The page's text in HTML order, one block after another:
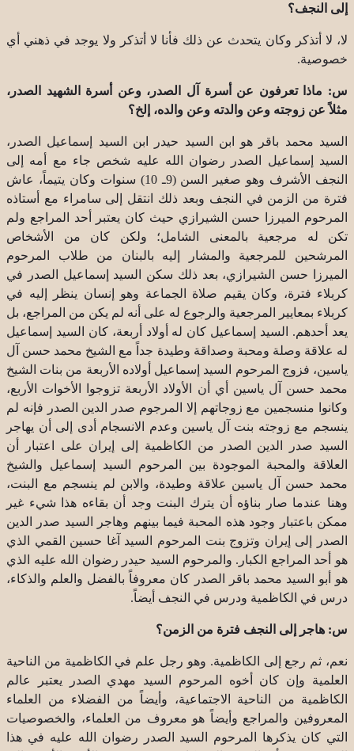
إلى النجف؟
لا، لا أتذكر وكان يتحدث عن ذلك فأنا لا أتذكر ولا يوجد في ذهني أي
خصوصية.
س: ماذا تعرفون عن أسرة آل الصدر، وعن أسرة الشهيد الصدر،
مثلاً عن زوجته وعن والدته وعن والده، إلخ؟
السيد محمد باقر هو ابن السيد حيدر ابن السيد إسماعيل الصدر،
السيد إسماعيل الصدر رضوان الله عليه شخص جاء مع أمه إلى
النجف الأشرف وهو صغير السن (9ـ 10) سنوات وكان يتيماً، عاش
فترة من الزمن في النجف وبعد ذلك انتقل إلى سامراء مع أستاذه
المرحوم الميرزا حسن الشيرازي حيث كان يعتبر أحد المراجع ولم
تكن له مرجعية بالمعنى الشامل؛ ولكن كان من الأشخاص
المرشحين للمرجعية والمشار إليه بالبنان من طلاب المرحوم
الميرزا حسن الشيرازي، بعد ذلك سكن السيد إسماعيل الصدر في
كربلاء فترة، وكان يقيم صلاة الجماعة وهو إنسان ينظر إليه في
كربلاء بمعايير المرجعية والرجوع له على أنه لم يكن من المراجع، بل
يعد أحدهم. السيد إسماعيل كان له أولاد أربعة، كان السيد إسماعيل
له علاقة وصلة ومحبة وصداقة وطيدة جداً مع الشيخ محمد حسن آل
ياسين، فزوج المرحوم السيد إسماعيل أولاده الأربعة من بنات الشيخ
محمد حسن آل ياسين أي أن الأولاد الأربعة تزوجوا الأخوات الأربع،
وكانوا منسجمين مع زوجاتهم إلا المرجوم صدر الدين الصدر فإنه لم
ينسجم مع زوجته بنت آل ياسين وعدم الانسجام أدى إلى أن يهاجر
السيد صدر الدين الصدر من الكاظمية إلى إيران على اعتبار أن
العلاقة والمحبة الموجودة بين المرحوم السيد إسماعيل والشيخ
محمد حسن آل ياسين علاقة وطيدة، والابن لم ينسجم مع البنت،
وهنا عندما صار بناؤه أن يترك البنت وجد أن بقاءه هذا شيء غير
ممكن باعتبار وجود هذه المحبة فيما بينهم وهاجر السيد صدر الدين
الصدر إلى إيران وتزوج بنت المرحوم السيد آغا حسين القمي الذي
هو أحد المراجع الكبار. والمرحوم السيد حيدر رضوان الله عليه الذي
هو أبو السيد محمد باقر الصدر كان معروفاً بالفضل والعلم والذكاء،
درس في الكاظمية ودرس في النجف أيضاً.
س: هاجر إلى النجف فترة من الزمن؟
نعم، ثم رجع إلى الكاظمية. وهو رجل علم في الكاظمية من الناحية
العلمية وإن كان أخوه المرحوم السيد مهدي الصدر يعتبر عالم
الكاظمية من الناحية الاجتماعية، وأيضاً من الفضلاء من العلماء
المعروفين والمراجع وأيضاً هو معروف من العلماء، والخصوصيات
التي كان يذكرها المرحوم السيد الصدر رضوان الله عليه في هذا